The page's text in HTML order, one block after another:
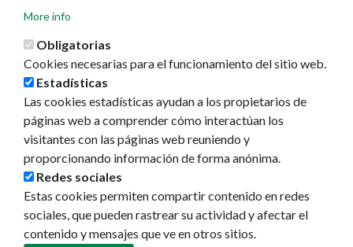
Ayuntamiento de Pamplona
Plaza Consistorial, s/n
31001 - Pamplona
948 420 100
pamplona@pamplona.es
Footer
menu
Aviso legal
Política de cookies
More info
Obligatorias
Cookies necesarias para el funcionamiento del sitio web.
Estadísticas
Las cookies estadísticas ayudan a los propietarios de
páginas web a comprender cómo interactúan los
visitantes con las páginas web reuniendo y
proporcionando información de forma anónima.
Redes sociales
Estas cookies permiten compartir contenido en redes
sociales, que pueden rastrear su actividad y afectar el
contenido y mensajes que ve en otros sitios.